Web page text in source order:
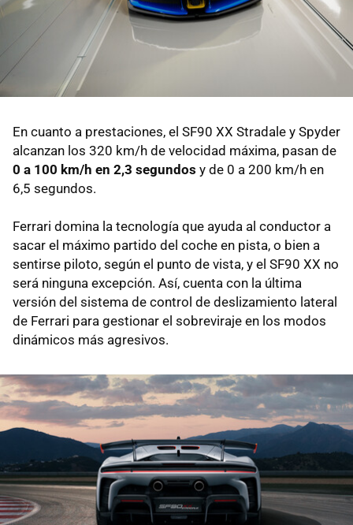
En cuanto a prestaciones, el SF90 XX Stradale y Spyder
alcanzan los 320 km/h de velocidad máxima, pasan de
0 a 100 km/h en 2,3 segundos y de 0 a 200 km/h en
6,5 segundos.
Ferrari domina la tecnología que ayuda al conductor a
sacar el máximo partido del coche en pista, o bien a
sentirse piloto, según el punto de vista, y el SF90 XX no
será ninguna excepción. Así, cuenta con la última
versión del sistema de control de deslizamiento lateral
de Ferrari para gestionar el sobreviraje en los modos
dinámicos más agresivos.